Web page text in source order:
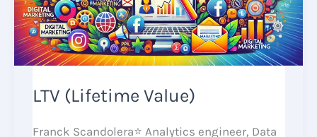
LTV (Lifetime Value)
Franck Scandolera⭐ Analytics engineer, Data